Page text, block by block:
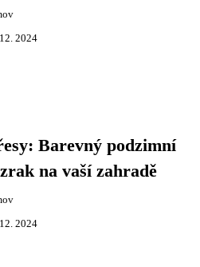
2024
Barevný podzimní
na vaší zahradě
2024